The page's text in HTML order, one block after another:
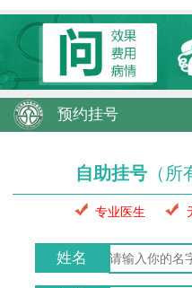
预约挂号
自助挂号 （
专业医生
姓名